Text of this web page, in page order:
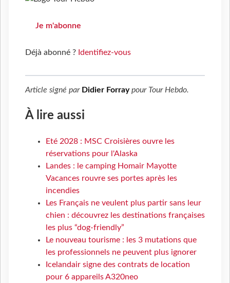
Je m'abonne
Déjà abonné ? Identifiez-vous
Article signé par Didier Forraypour Tour Hebdo.
À lire aussi
Eté 2028 : MSC Croisières ouvre les
réservations pour l'Alaska
Landes : le camping Homair Mayotte
Vacances rouvre ses portes après les
incendies
Les Français ne veulent plus partir sans leur
chien : découvrez les destinations françaises
les plus “dog-friendly”
Le nouveau tourisme : les 3 mutations que
les professionnels ne peuvent plus ignorer
Icelandair signe des contrats de location
pour 6 appareils A320neo